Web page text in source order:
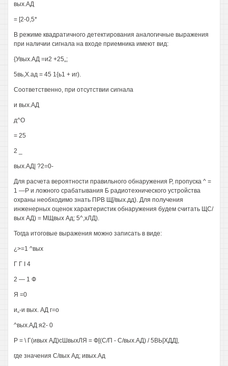
вых.АД
= [2-0,5*
В режиме квадратичного детектирования аналогичные выражения
при наличии сигнала на входе приемника имеют вид:
{Увых.АД =и2 +25„;
5вь,Х.ад = 45 1{ь1 + иг).
Соответственно, при отсутствии сигнала
и вых.АД
д^О
= 25
2 _
вых.АД| ?2=0-
Для расчета вероятности правильного обнаружения Р, пропуска ^ =
1 —Р и ложного срабатывания Б радиотехнического устройства
охраны необходимо знать ПРВ Щ[/вых.дд). Для получения
инженерных оценок характеристик обнаружения будем считать ЩС/
вых АД) = МЩвых Ад; 5^,хЛД).
Тогда итоговые выражения можно записать в виде:
¿>=1 ^вых
Г Г I 4
2 — 1 Ф
Я =0
и„-и вых. АД г=о
^вых.АД я2- 0
Р = \ Г(ивых АД)сШвыхЛЯ = Ф[(С/П - С/вых.АД) / 5ВЬ[ХДД],
где значения С/вых Ад; ивых.Ад